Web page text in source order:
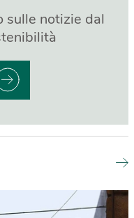
sulle notizie dal